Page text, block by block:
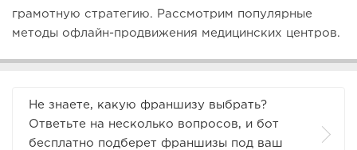
грамотную стратегию. Рассмотрим популярные
методы офлайн-продвижения медицинских центров.
Не знаете, какую франшизу выбрать?
Ответьте на несколько вопросов, и бот
бесплатно подберет франшизы под ваш